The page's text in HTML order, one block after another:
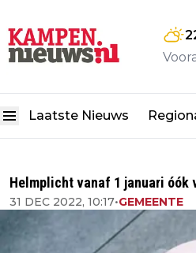
Laatste Nieuws
Helmplicht vanaf 1 januari óók
31 DEC 2022, 10:17•GEMEENTE